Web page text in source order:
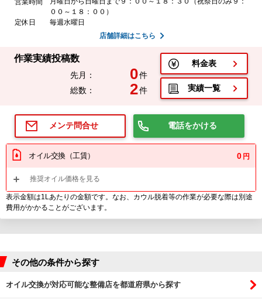
営業時間
００～１８：００）
定休日
毎週水曜日
店舗詳細はこちら
作業実績投稿数
先月： 0件
総数：
2件
料金表
実績一覧
メンテ問合せ 電話をかける
オイル交換（工賃） 0 円
推奨オイル価格を見る
表示金額は1Lあたりの金額です。なお、カウル脱着等の作業が必要な際は別途
費用がかかることがございます。
その他の条件から探す
オイル交換が対応可能な整備店を都道府県から探す